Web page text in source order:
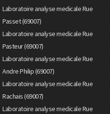
Laboratoire analyse medicale Rue
Passet (69007)
Laboratoire analyse medicale Rue
Pasteur (69007)
Laboratoire analyse medicale Rue
Andre Philip (69007)
Laboratoire analyse medicale Rue
Rachais (69007)
Laboratoire analyse medicale Rue